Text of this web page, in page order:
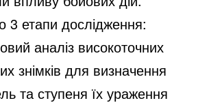
3 етапи дослідження:
аналіз високоточних
знімків для визначення
та ступеня їх ураження